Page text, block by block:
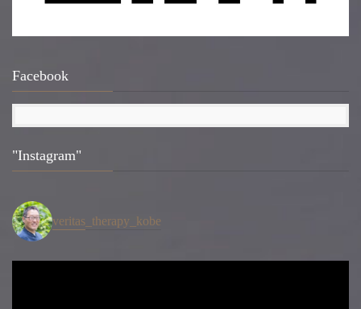
Facebook
"Instagram"
veritas_therapy_kobe